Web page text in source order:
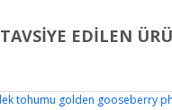
Bu ürüne ilk yorumu siz
Yorum Yaz
TAVSİYE EDİLEN